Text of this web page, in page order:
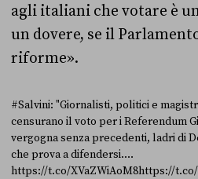
agli italiani che votare è
un dovere, se il
riforme».
#Salvini: "Giornalisti, politici e
censurano il voto per i Referendum
vergogna senza precedenti, ladri di
che prova a difendersi.…
https://t.co/XVaZWiAoM8https://